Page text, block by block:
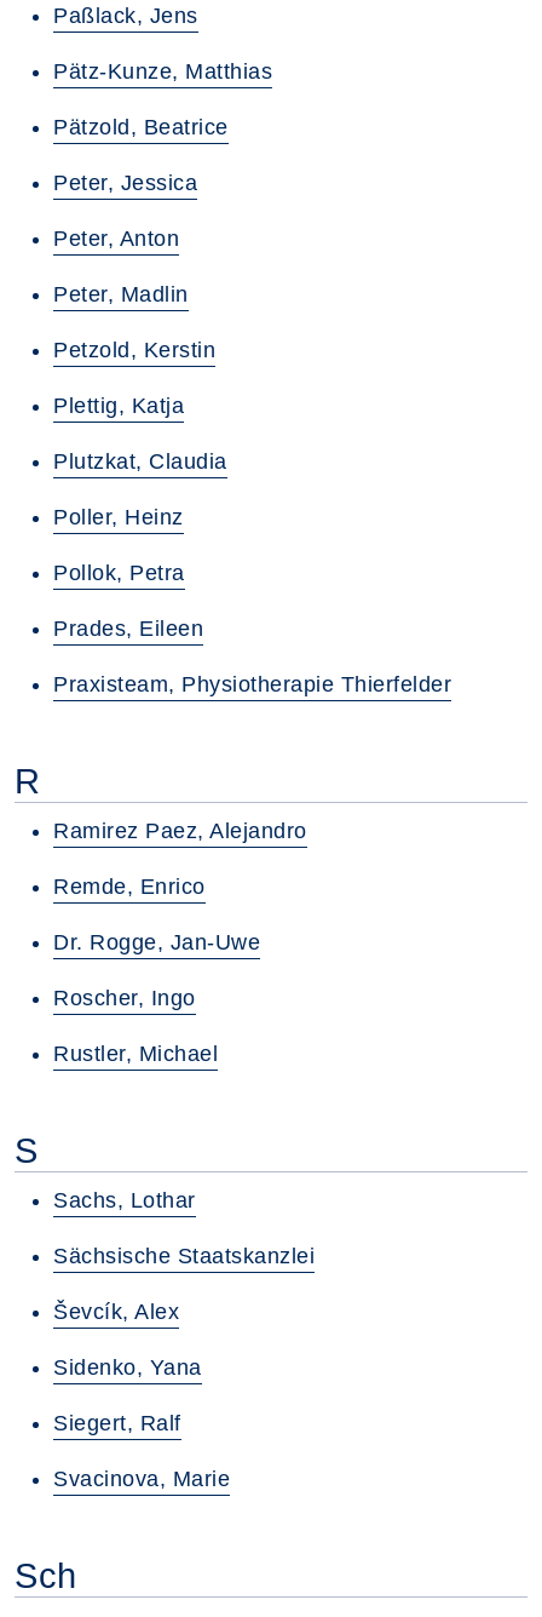
Paßlack, Jens
Pätz-Kunze, Matthias
Pätzold, Beatrice
Peter, Jessica
Peter, Anton
Peter, Madlin
Petzold, Kerstin
Plettig, Katja
Plutzkat, Claudia
Poller, Heinz
Pollok, Petra
Prades, Eileen
Praxisteam, Physiotherapie Thierfelder
R
Ramirez Paez, Alejandro
Remde, Enrico
Dr. Rogge, Jan-Uwe
Roscher, Ingo
Rustler, Michael
S
Sachs, Lothar
Sächsische Staatskanzlei
Ševcík, Alex
Sidenko, Yana
Siegert, Ralf
Svacinova, Marie
Sch